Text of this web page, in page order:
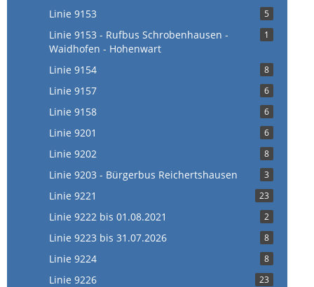
Linie 9153 5
Linie 9153 - Rufbus Schrobenhausen -
Waidhofen - Hohenwart
1
Linie 9154 8
Linie 9157 6
Linie 9158 6
Linie 9201 6
Linie 9202 8
Linie 9203 - Bürgerbus Reichertshausen 3
Linie 9221 23
Linie 9222 bis 01.08.2021 2
Linie 9223 bis 31.07.2026 8
Linie 9224 8
Linie 9226 23